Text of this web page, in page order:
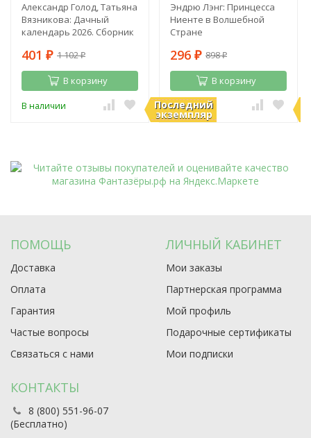
Александр Голод, Татьяна
Вязникова: Дачный
календарь 2026. Сборник
каждый день
401 ₽ 1 102₽
В корзину
В наличии Последний
экземпляр
Эндрю Лэнг: Принцесса
Ниенте в Волшебной
Стране
296 ₽ 898₽
В корзину
В наличии
ПОМОЩЬ
Доставка
Оплата
Гарантия
Частые вопросы
Связаться с нами
ЛИЧНЫЙ КАБИНЕТ
Мои заказы
Партнерская программа
Мой профиль
Подарочные сертификаты
Мои подписки
КОНТАКТЫ
8 (800) 551-96-07
(Бесплатно)